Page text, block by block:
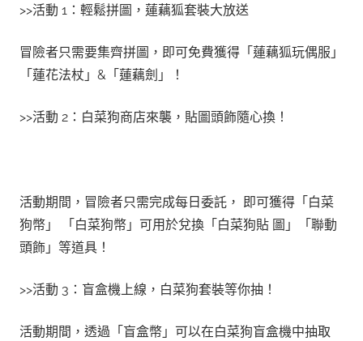
>>活動 1：輕鬆拼圖，蓮藕狐套裝大放送
冒險者只需要集齊拼圖，即可免費獲得「蓮藕狐玩偶服」
「蓮花法杖」&「蓮藕劍」！
>>活動 2：白菜狗商店來襲，貼圖頭飾隨心換！
活動期間，冒險者只需完成每日委託， 即可獲得「白菜
狗幣」 「白菜狗幣」可用於兌換「白菜狗貼 圖」「聯動
頭飾」等道具！
>>活動 3：盲盒機上線，白菜狗套裝等你抽！
活動期間，透過「盲盒幣」可以在白菜狗盲盒機中抽取